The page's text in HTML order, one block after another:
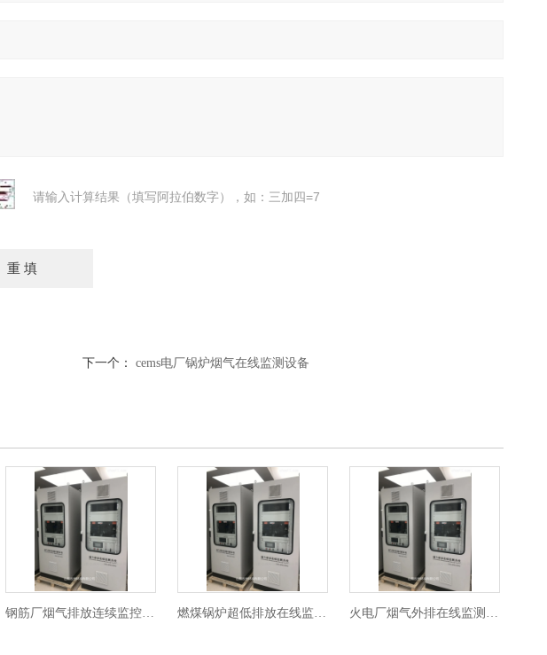
请输入计算结果（填写阿拉伯数字），如：三加四=7
下一个： cems电厂锅炉烟气在线监测设备
钢筋厂烟气排放连续监控系统价格 燃煤锅炉超低排放在线监测系统 火电厂烟气外排在线监测系统